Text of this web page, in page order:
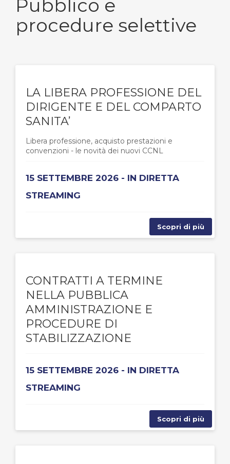
Pubblico e
procedure selettive
LA LIBERA PROFESSIONE DEL
DIRIGENTE E DEL COMPARTO
SANITA’
Libera professione, acquisto prestazioni e
convenzioni - le novità dei nuovi CCNL
15 SETTEMBRE 2026 - IN DIRETTA
STREAMING
Scopri di più
CONTRATTI A TERMINE
NELLA PUBBLICA
AMMINISTRAZIONE E
PROCEDURE DI
STABILIZZAZIONE
15 SETTEMBRE 2026 - IN DIRETTA
STREAMING
Scopri di più